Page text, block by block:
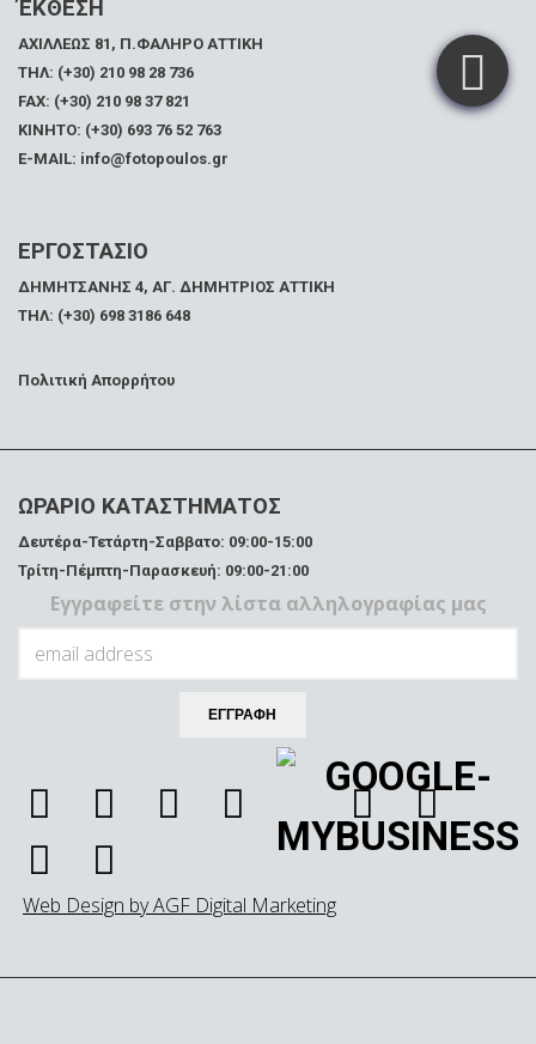
ΈΚΘΕΣΗ
ΑΧΙΛΛΕΩΣ 81, Π.ΦΑΛΗΡΟ ΑΤΤΙΚΗ
ΤΗΛ: (+30) 210 98 28 736
FAX: (+30) 210 98 37 821
ΚΙΝΗΤΟ: (+30) 693 76 52 763
E-MAIL: info@fotopoulos.gr
ΕΡΓΟΣΤΑΣΙΟ
ΔΗΜΗΤΣΑΝΗΣ 4, ΑΓ. ΔΗΜΗΤΡΙΟΣ ΑΤΤΙΚΗ
ΤΗΛ: (+30) 698 3186 648
Πολιτική Απορρήτου
ΩΡΑΡΙΟ ΚΑΤΑΣΤΗΜΑΤΟΣ
Δευτέρα-Τετάρτη-Σαββατο: 09:00-15:00
Τρίτη-Πέμπτη-Παρασκευή: 09:00-21:00
Εγγραφείτε στην λίστα αλληλογραφίας μας
Web Design by AGF Digital Marketing